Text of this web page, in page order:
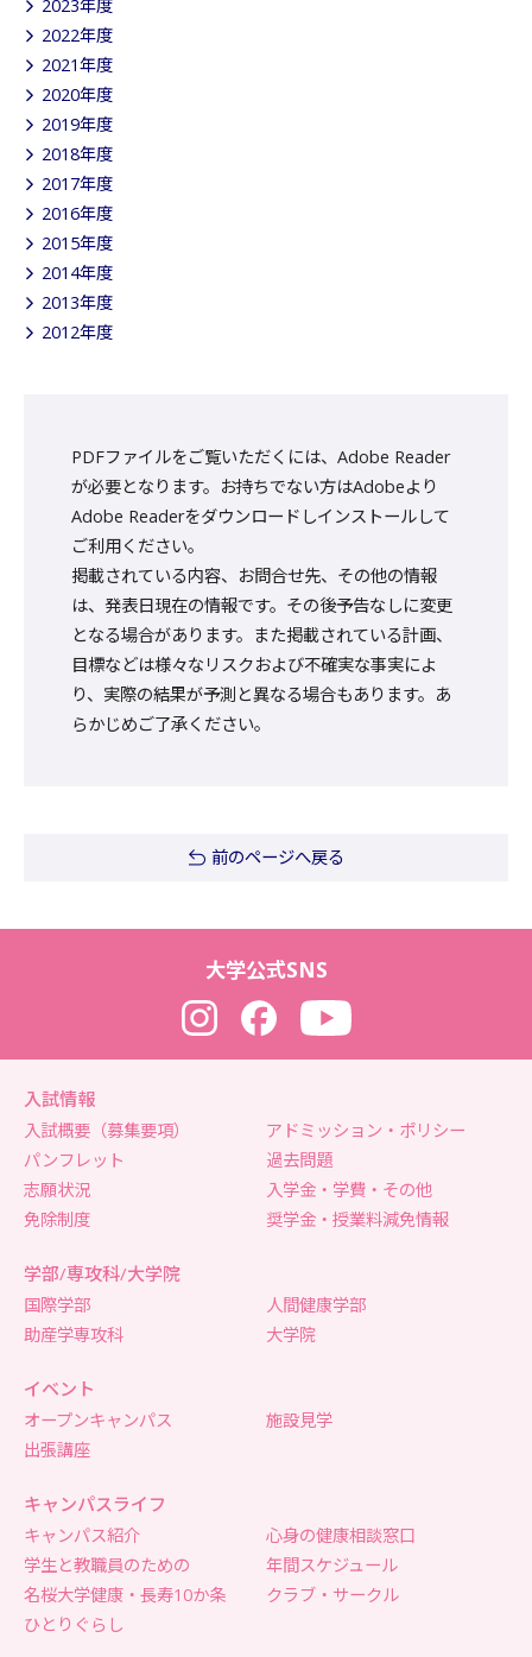
2023年度
2022年度
2021年度
2020年度
2019年度
2018年度
2017年度
2016年度
2015年度
2014年度
2013年度
2012年度
PDFファイルをご覧いただくには、Adobe Reader
が必要となります。お持ちでない方はAdobeより
Adobe Readerをダウンロードしインストールして
ご利用ください。
掲載されている内容、お問合せ先、その他の情報
は、発表日現在の情報です。その後予告なしに変更
となる場合があります。また掲載されている計画、
目標などは様々なリスクおよび不確実な事実によ
り、実際の結果が予測と異なる場合もあります。あ
らかじめご了承ください。
前のページへ戻る
大学公式SNS
InstagramFacebookYouTube
入試情報
入試概要（募集要項）
アドミッション・ポリシー
パンフレット
過去問題
志願状況
入学金・学費・その他
免除制度
奨学金・授業料減免情報
学部/専攻科/大学院
国際学部
人間健康学部
助産学専攻科
大学院
イベント
オープンキャンパス
施設見学
出張講座
キャンパスライフ
キャンパス紹介
心身の健康相談窓口
学生と教職員のための
名桜大学健康・長寿10か条
年間スケジュール
クラブ・サークル
ひとりぐらし